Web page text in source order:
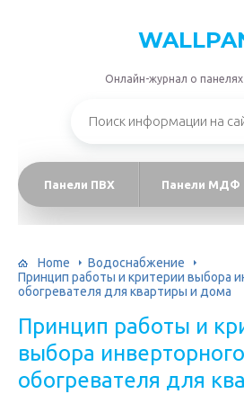
Онлайн-журнал о
Панели ПВХ Панели МДФ
Home
Водоснабжение
Принцип работы и критерии выбора
обогревателя для квартиры и дома
Принцип работы и
выбора инверторного
обогревателя для